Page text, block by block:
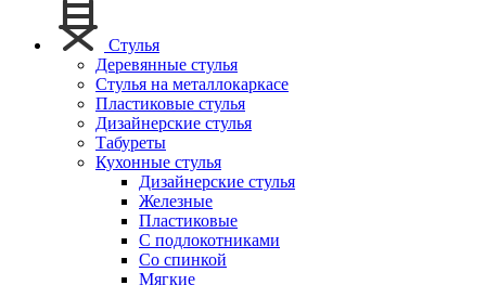
Стулья
Деревянные стулья
Стулья на металлокаркасе
Пластиковые стулья
Дизайнерские стулья
Табуреты
Кухонные стулья
Дизайнерские стулья
Железные
Пластиковые
С подлокотниками
Со спинкой
Мягкие